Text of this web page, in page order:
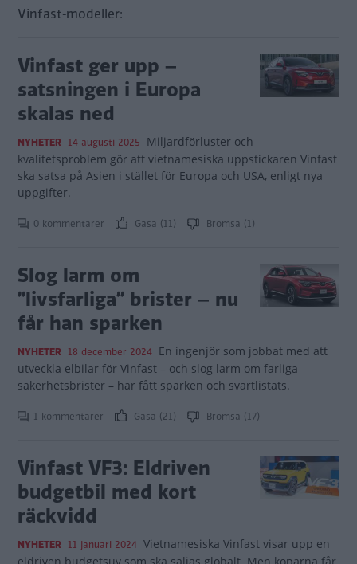
Vinfast-modeller:
Vinfast ger upp –
satsningen i Europa
skalas ned
NYHETER 14 augusti 2025 Miljardförluster och
kvalitetsproblem gör att vietnamesiska uppstickaren Vinfast
ska satsa på Asien i stället för Europa och USA, enligt nya
uppgifter.
0 kommentarer Gasa (11) Bromsa (1)
Slog larm om
”livsfarliga” brister – nu
får han sparken
NYHETER 18 december 2024 En ingenjör som jobbat med att
utveckla elbilar för Vinfast – och slog larm om farliga
säkerhetsbrister – har fått sparken och svartlistats.
1 kommentarer Gasa (21) Bromsa (17)
Vinfast VF3: Eldriven
budgetbil med kort
räckvidd
NYHETER 11 januari 2024 Vietnamesiska Vinfast visar upp en